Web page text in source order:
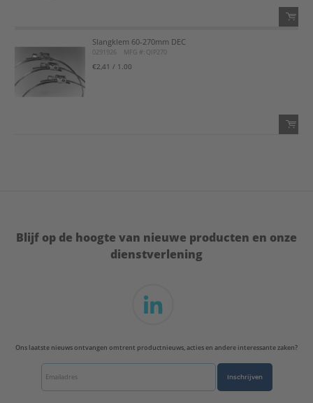
Slangklem 60-270mm DEC
0291926 MFG #: QIP270
€2,41 / 1.00
Blijf op de hoogte van nieuwe producten en onze
dienstverlening
Ons laatste nieuws ontvangen omtrent productnieuws, acties en andere interessante zaken?
Inschrijven